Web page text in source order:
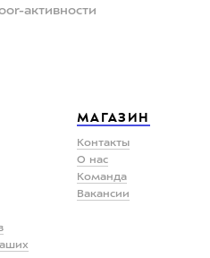
активности
МАГАЗИН
Контакты
О нас
Команда
Вакансии